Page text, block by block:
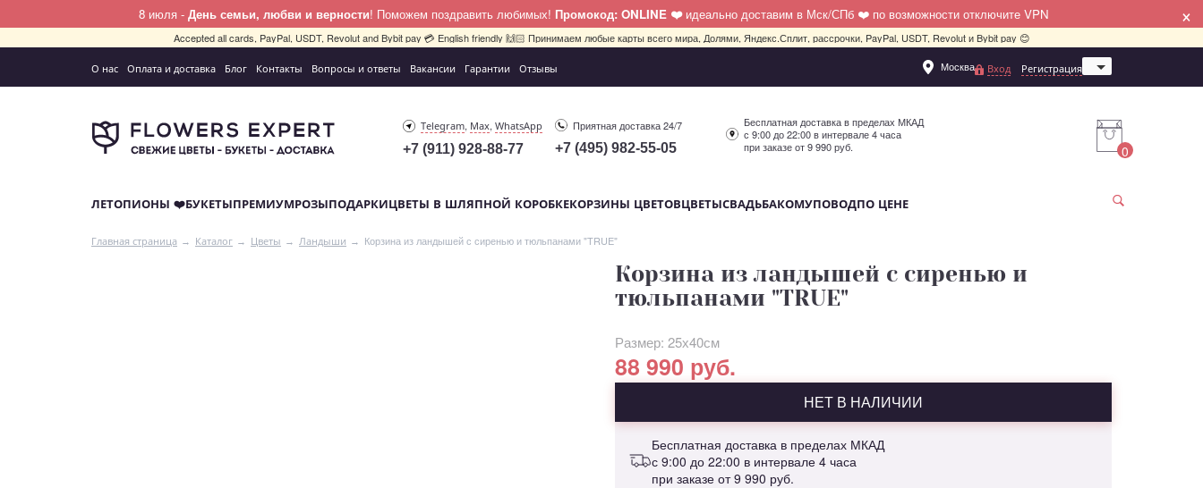
8 июля - День семьи, любви и верности! Поможем поздравить любимых! Промокод: ONLINE ❤️ идеально доставим в Мск/СПб ❤️ по возможности отключите VPN ×
Accepted all cards, PayPal, USDT, Revolut and Bybit pay 💳 English friendly 🙌🏻 Принимаем любые карты всего мира, Долями, Яндекс.Сплит, рассрочки, PayPal, USDT, Revolut и Bybit pay 😊
О нас Оплата и доставка Блог Контакты Вопросы и ответы Вакансии Гарантии Отзывы Москва
Санкт-Петербург
Вход Регистрация
Telegram, Max,WhatsApp
+7 (911) 928-88-77
Приятная доставка 24/7
+7 (495) 982-55-05
Бесплатная доставка в пределах МКАД
с 9:00 до 22:00 в интервале 4 часа
при заказе от 9 990 руб.
0
ЛЕТОПИОНЫ ❤️БУКЕТЫПРЕМИУМРОЗЫПОДАРКИЦВЕТЫ В ШЛЯПНОЙ КОРОБКЕКОРЗИНЫ ЦВЕТОВЦВЕТЫСВАДЬБАКОМУПОВОДПО ЦЕНЕ
Главная страница Каталог Цветы Ландыши Корзина из ландышей с сиренью и тюльпанами "TRUE"
Корзина из ландышей с сиренью и
тюльпанами "TRUE"
Размер: 25х40см
88 990 руб.
НЕТ В НАЛИЧИИ
Бесплатная доставка в пределах МКАД
с 9:00 до 22:00 в интервале 4 часа
при заказе от9 990 руб.